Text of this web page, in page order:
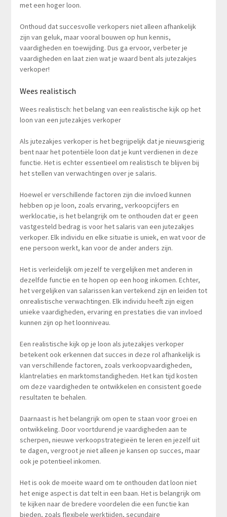
met een hoger loon.
Onthoud dat succesvolle verkopers niet alleen afhankelijk
zijn van geluk, maar vooral bouwen op hun kennis,
vaardigheden en toewijding. Dus ga ervoor, verbeter je
vaardigheden en laat zien wat je waard bent als jutezakjes
verkoper!
Wees realistisch
Wees realistisch: het belang van een realistische kijk op het
loon van een jutezakjes verkoper
Als jutezakjes verkoper is het begrijpelijk dat je nieuwsgierig
bent naar het potentiële loon dat je kunt verdienen in deze
functie. Het is echter essentieel om realistisch te blijven bij
het stellen van verwachtingen over je salaris.
Hoewel er verschillende factoren zijn die invloed kunnen
hebben op je loon, zoals ervaring, verkoopcijfers en
werklocatie, is het belangrijk om te onthouden dat er geen
vastgesteld bedrag is voor het salaris van een jutezakjes
verkoper. Elk individu en elke situatie is uniek, en wat voor de
ene persoon werkt, kan voor de ander anders zijn.
Het is verleidelijk om jezelf te vergelijken met anderen in
dezelfde functie en te hopen op een hoog inkomen. Echter,
het vergelijken van salarissen kan vertekend zijn en leiden tot
onrealistische verwachtingen. Elk individu heeft zijn eigen
unieke vaardigheden, ervaring en prestaties die van invloed
kunnen zijn op het loonniveau.
Een realistische kijk op je loon als jutezakjes verkoper
betekent ook erkennen dat succes in deze rol afhankelijk is
van verschillende factoren, zoals verkoopvaardigheden,
klantrelaties en marktomstandigheden. Het kan tijd kosten
om deze vaardigheden te ontwikkelen en consistent goede
resultaten te behalen.
Daarnaast is het belangrijk om open te staan voor groei en
ontwikkeling. Door voortdurend je vaardigheden aan te
scherpen, nieuwe verkoopstrategieën te leren en jezelf uit
te dagen, vergroot je niet alleen je kansen op succes, maar
ook je potentieel inkomen.
Het is ook de moeite waard om te onthouden dat loon niet
het enige aspect is dat telt in een baan. Het is belangrijk om
te kijken naar de bredere voordelen die een functie kan
bieden, zoals flexibele werktijden, secundaire